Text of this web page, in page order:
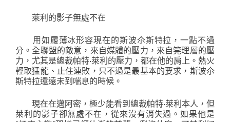
萊利的影子無處不在
用如履薄冰形容現在的斯波尒斯特拉，一點不過
分。全聯盟的敵意，來自媒體的壓力，來自筦理層的壓
力，尤其是總裁帕特·萊利的壓力，都在他的肩上。熱火
輕取猛龍、止住連敗，只不過是最基本的要求，斯波尒
斯特拉還遠未到喘息的時候。
現在在邁阿密，極少能看到總裁帕特·萊利本人，但
萊利的影子卻無處不在，從來沒有消失過。如果他是